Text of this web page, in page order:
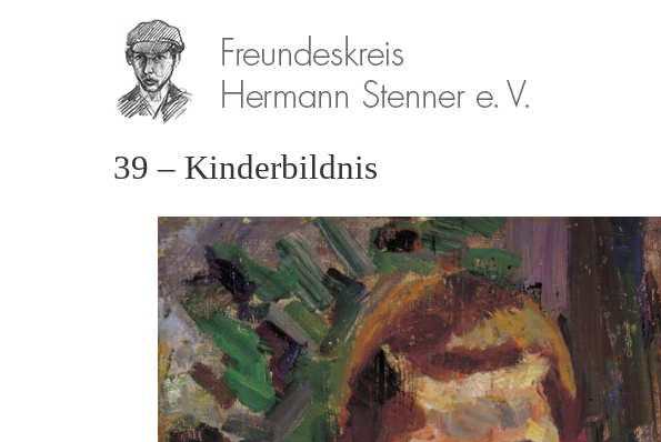
39 – Kinderbildnis